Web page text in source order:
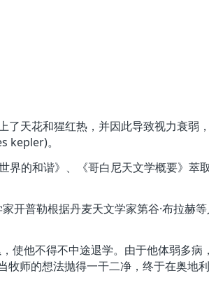
了天花和猩红热，并因此导致视力衰弱
kepler)。
的和谐》、《哥白尼天文学概要》萃
普勒根据丹麦天文学家第谷·布拉赫
他不得不中途退学。由于他体弱多病
师的想法抛得一干二净，终于在奥地